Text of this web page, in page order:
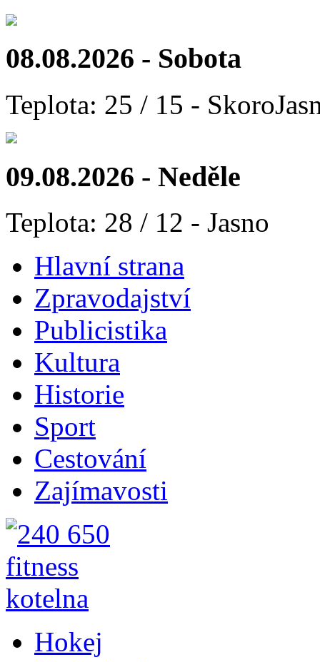
08.08.2026 - Sobota
Teplota: 25 / 15 -
09.08.2026 - Neděle
Teplota: 28 / 12 - Jasno
Hlavní strana
Zpravodajství
Publicistika
Kultura
Historie
Sport
Cestování
Zajímavosti
Hokej